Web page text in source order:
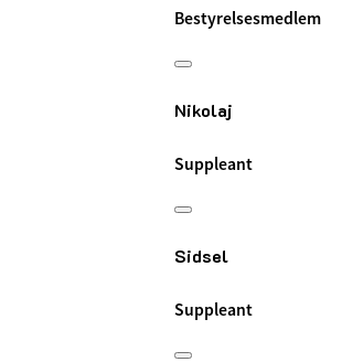
Bestyrelsesmedlem
Nikolaj
Suppleant
Sidsel
Suppleant